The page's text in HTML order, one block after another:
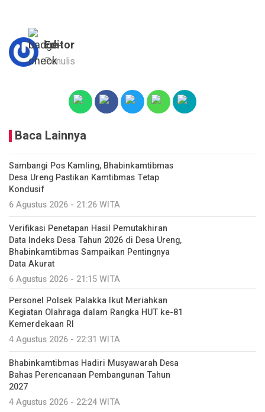
Editor
Penulis
Baca Lainnya
Sambangi Pos Kamling, Bhabinkamtibmas
Desa Ureng Pastikan Kamtibmas Tetap
Kondusif
6 Agustus 2026 - 21:26 WITA
Verifikasi Penetapan Hasil Pemutakhiran
Data Indeks Desa Tahun 2026 di Desa Ureng,
Bhabinkamtibmas Sampaikan Pentingnya
Data Akurat
6 Agustus 2026 - 21:15 WITA
Personel Polsek Palakka Ikut Meriahkan
Kegiatan Olahraga dalam Rangka HUT ke-81
Kemerdekaan RI
4 Agustus 2026 - 22:31 WITA
Bhabinkamtibmas Hadiri Musyawarah Desa
Bahas Perencanaan Pembangunan Tahun
2027
4 Agustus 2026 - 22:24 WITA